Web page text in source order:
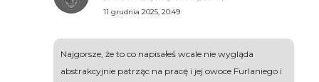
11 grudnia 2025, 20:49
Najgorsze, że to co napisałeś wcale nie wygląda
abstrakcyjnie patrząc na pracę i jej owoce Furlaniego i